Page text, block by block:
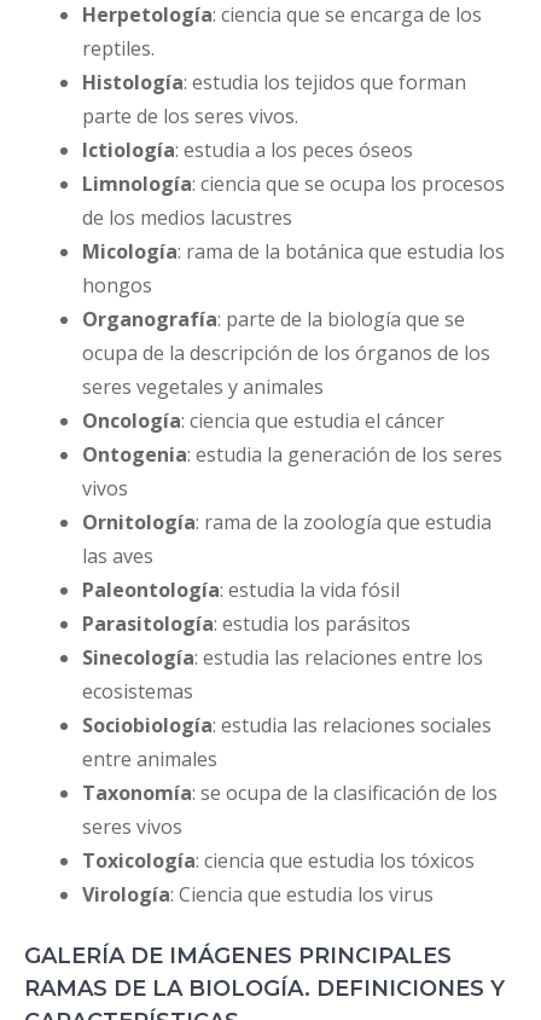
Herpetología: ciencia que se encarga de los
reptiles.
Histología: estudia los tejidos que forman
parte de los seres vivos.
Ictiología: estudia a los peces óseos
Limnología: ciencia que se ocupa los procesos
de los medios lacustres
Micología: rama de la botánica que estudia los
hongos
Organografía: parte de la biología que se
ocupa de la descripción de los órganos de los
seres vegetales y animales
Oncología: ciencia que estudia el cáncer
Ontogenia: estudia la generación de los seres
vivos
Ornitología: rama de la zoología que estudia
las aves
Paleontología: estudia la vida fósil
Parasitología: estudia los parásitos
Sinecología: estudia las relaciones entre los
ecosistemas
Sociobiología: estudia las relaciones sociales
entre animales
Taxonomía: se ocupa de la clasificación de los
seres vivos
Toxicología: ciencia que estudia los tóxicos
Virología: Ciencia que estudia los virus
GALERÍA DE IMÁGENES PRINCIPALES
RAMAS DE LA BIOLOGÍA. DEFINICIONES Y